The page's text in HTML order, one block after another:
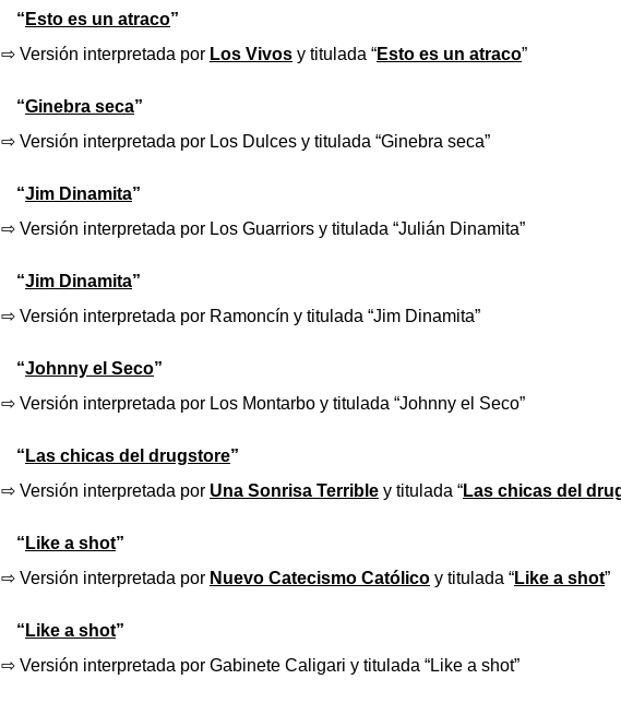
“ Esto es un atraco”
⇨ Versión interpretada por Los Vivos y titulada “Esto es un atraco”
“Ginebra seca”
⇨ Versión interpretada por Los Dulces y titulada “Ginebra seca”
“Jim Dinamita”
⇨ Versión interpretada por Los Guarriors y titulada “Julián Dinamita”
“Jim Dinamita”
⇨ Versión interpretada por Ramoncín y titulada “Jim Dinamita”
“Johnny el Seco”
⇨ Versión interpretada por Los Montarbo y titulada “Johnny el Seco”
“ Las chicas del drugstore”
⇨ Versión interpretada por Una Sonrisa Terrible y titulada “Las chicas del
“ Like a shot”
⇨ Versión interpretada por Nuevo Catecismo Católico y titulada “Like a shot”
“ Like a shot”
⇨ Versión interpretada por Gabinete Caligari y titulada “Like a shot”